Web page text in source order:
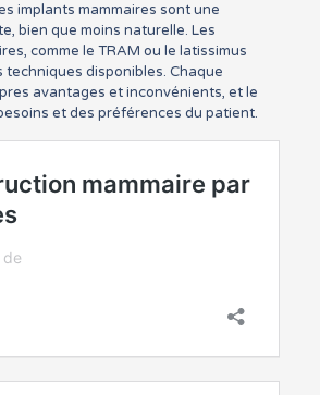
implants mammaires sont une
bien que moins naturelle. Les
comme le TRAM ou le latissimus
techniques disponibles. Chaque
avantages et inconvénients, et le
et des préférences du patient.